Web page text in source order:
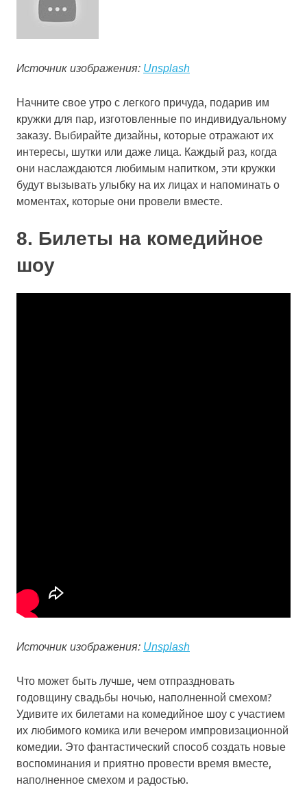
Источник изображения: Unsplash
Начните свое утро с легкого причуда, подарив им
кружки для пар, изготовленные по индивидуальному
заказу. Выбирайте дизайны, которые отражают их
интересы, шутки или даже лица. Каждый раз, когда
они наслаждаются любимым напитком, эти кружки
будут вызывать улыбку на их лицах и напоминать о
моментах, которые они провели вместе.
8. Билеты на комедийное
шоу
Источник изображения: Unsplash
Что может быть лучше, чем отпраздновать
годовщину свадьбы ночью, наполненной смехом?
Удивите их билетами на комедийное шоу с участием
их любимого комика или вечером импровизационной
комедии. Это фантастический способ создать новые
воспоминания и приятно провести время вместе,
наполненное смехом и радостью.